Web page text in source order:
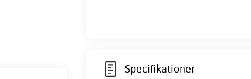
Specifikationer